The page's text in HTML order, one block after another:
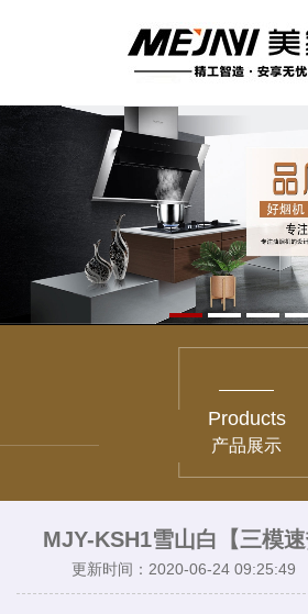
Products
产品展示
MJY-KSH1雪山白【三模速
更新时间：2020-06-24